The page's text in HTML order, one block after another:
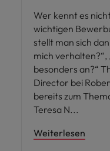
Wer kennt es
wichtigen
stellt man sich
mich
besonders an?“
Director bei
bereits zum
Teresa N
Weiterlesen